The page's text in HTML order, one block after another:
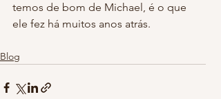
temos de bom de Michael, é o que
ele fez há muitos anos atrás.
Blog